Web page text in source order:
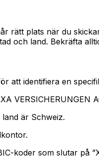
rätt plats när du
och land. Bekräfta
att identifiera en
VERSICHERUNGEN
är Schweiz.
koder som slutar på